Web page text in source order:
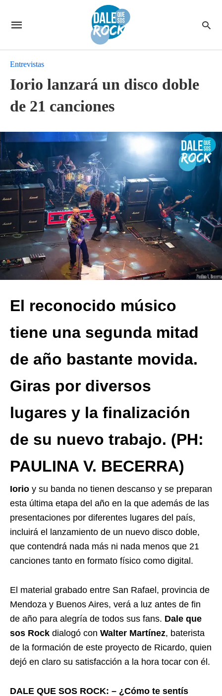
Entrevistas
Iorio lanzará un disco doble
de 21 canciones
El reconocido músico
tiene una segunda mitad
de año bastante movida.
Giras por diversos
lugares y la finalización
de su nuevo trabajo. (PH:
PAULINA V. BECERRA)
Iorio y su banda no tienen descanso y se preparan
esta última etapa del año en la que además de las
presentaciones por diferentes lugares del país,
incluirá el lanzamiento de un nuevo disco doble,
que contendrá nada más ni nada menos que 21
canciones tanto en formato físico como digital.
El material grabado entre San Rafael, provincia de
Mendoza y Buenos Aires, verá a luz antes de fin
de año para alegría de todos sus fans. Dale que
sos Rock dialogó con Walter Martínez, baterista
de la formación de este proyecto de Ricardo, quien
dejó en claro su satisfacción a la hora tocar con él.
DALE QUE SOS ROCK: – ¿Cómo te sentís